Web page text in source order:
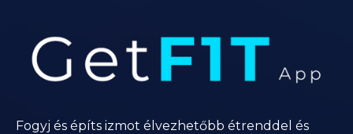
Fogyj és építs izmot élvezhetőbb étrenddel és